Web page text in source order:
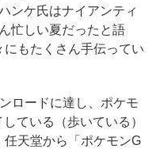
ンケ氏はナイアンティ
忙しい夏だったと語
にもたくさん手伝ってい
ロードに達し、ポケモ
ている（歩いている）
任天堂から「ポケモンG